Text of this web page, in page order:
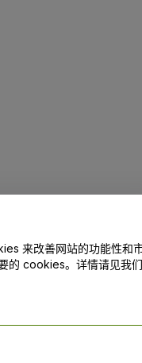
来改善网站的功能性和
的 cookies。详情请见我们